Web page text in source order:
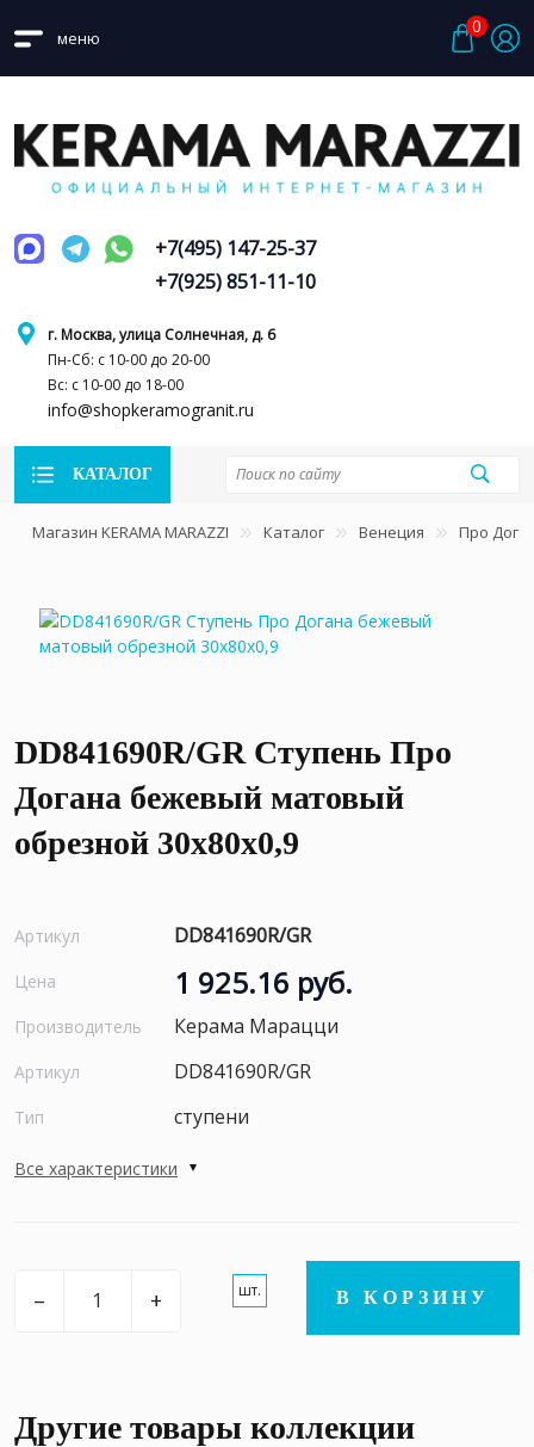
меню
0
г. Москва, улица Солнечная, д. 6
Пн-Сб: с 10-00 до 20-00
Вс: с 10-00 до 18-00
info@shopkeramogranit.ru
+7(495) 147-25-37
+7(925) 851-11-10
КАТАЛОГ
Магазин KERAMA MARAZZI Каталог Венеция Про
DD841690R/GR Ступень Про
Догана бежевый матовый
обрезной 30x80x0,9
Артикул DD841690R/GR
Цена 1 925.16 руб.
Производитель Керама Марацци
Артикул DD841690R/GR
Тип ступени
Все характеристики
– + шт. В КОРЗИНУ
Другие товары коллекции